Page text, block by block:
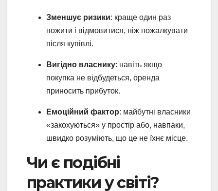
Зменшує ризики: краще один раз
пожити і відмовитися, ніж пожалкувати
після купівлі.
Вигідно власнику: навіть якщо
покупка не відбудеться, оренда
приносить прибуток.
Емоційний фактор: майбутні власники
«закохуються» у простір або, навпаки,
швидко розуміють, що це не їхнє місце.
Чи є подібні
практики у світі?